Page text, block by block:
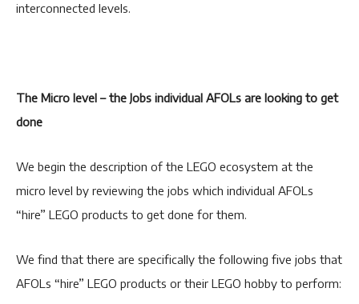
interconnected levels.
The Micro level – the Jobs individual AFOLs are looking to get
done
We begin the description of the LEGO ecosystem at the
micro level by reviewing the jobs which individual AFOLs
“hire” LEGO products to get done for them.
We find that there are specifically the following five jobs that
AFOLs “hire” LEGO products or their LEGO hobby to perform: